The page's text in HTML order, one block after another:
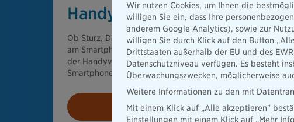
Handyversicherung
Ob Sturz, Displaybruch, Flüssigkeit oder Diebstahl: Ein
am Smartphone ist schnell passiert und kann teuer
der Handyversicherung unseres Partners astra sichern Sie
Smartphone bei vielen typischen Alltagsrisiken ab.
Beitrag berechnen
Wir nutzen Cookies, um Ihnen die
willigen Sie ein, dass Ihre
anderem Google Analytics), sowie zur
willigen Sie durch Klick auf den Button
Drittstaaten außerhalb der EU und des
Datenschutzniveau verfügen. Es besteht
Überwachungszwecken, möglicherweise
Weitere Informationen zu den mit
Mit einem Klick auf „Alle akzeptieren"
Einstellungen mit einem Klick auf „Mehr